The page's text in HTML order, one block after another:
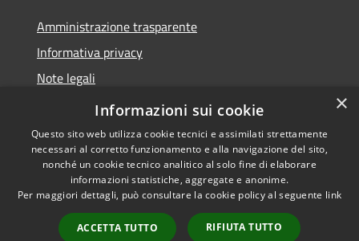
Amministrazione trasparente
Informativa privacy
Note legali
Dichiarazione di accessibilità
Accessibilità
Copyright © 2026 • Comune di
Carrara • Powered by
Municipium•
Accesso
×
Informazioni sui cookie
Questo sito web utilizza cookie tecnici e assimilati strettamente
necessari al corretto funzionamento e alla navigazione del sito,
nonché un cookie tecnico analitico al solo fine di elaborare
informazioni statistiche, aggregate e anonime.
Per maggiori dettagli, può consultare la cookie policy al seguente link
ACCETTA TUTTO RIFIUTA TUTTO